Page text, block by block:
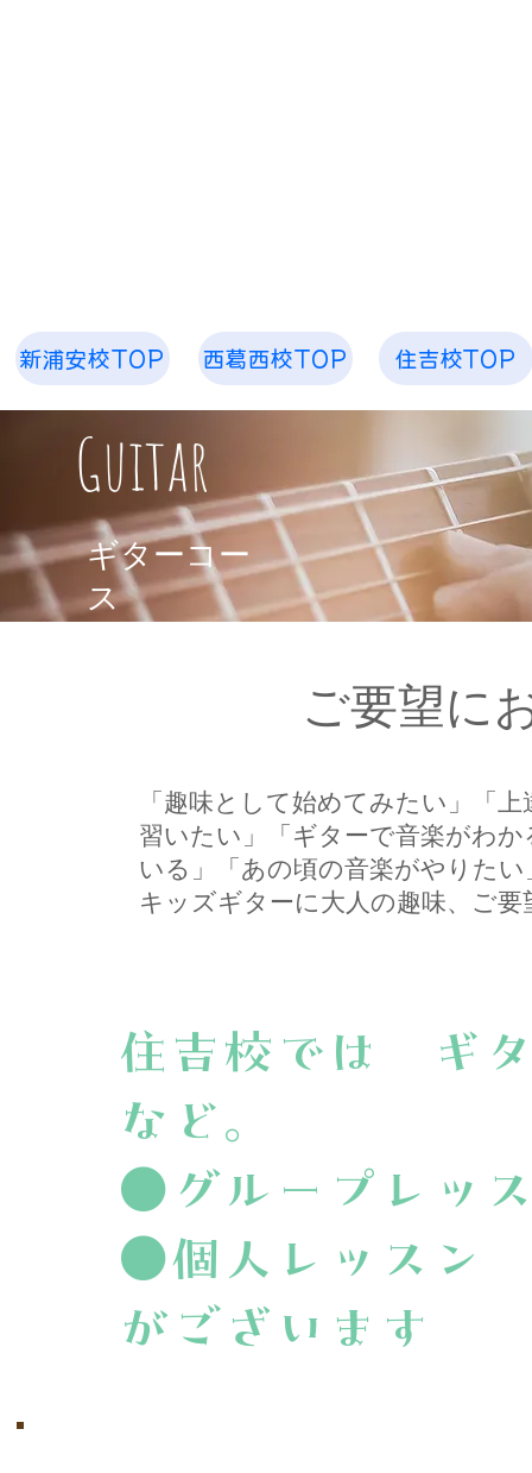
新浦安校TOP 西葛西校TOP 住吉校TOP
​Guitar
​ギターコー
ス
ご要望に
「趣味として始めてみたい」「
習いたい」「ギターで音楽がわ
いる」「あの頃の音楽がやりた
キッズギターに大人の趣味、ご
住吉校では ギ
など。
●グループレッ
●個人レッスン
​がございます